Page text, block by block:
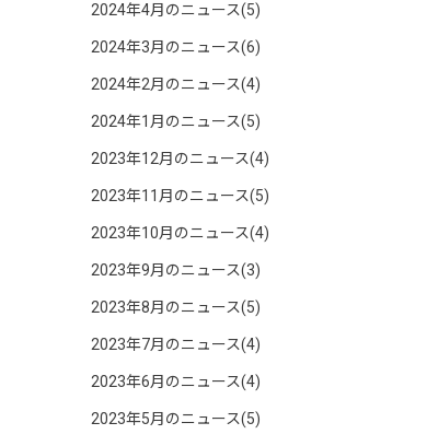
2024年4月のニュース(5)
2024年3月のニュース(6)
2024年2月のニュース(4)
2024年1月のニュース(5)
2023年12月のニュース(4)
2023年11月のニュース(5)
2023年10月のニュース(4)
2023年9月のニュース(3)
2023年8月のニュース(5)
2023年7月のニュース(4)
2023年6月のニュース(4)
2023年5月のニュース(5)